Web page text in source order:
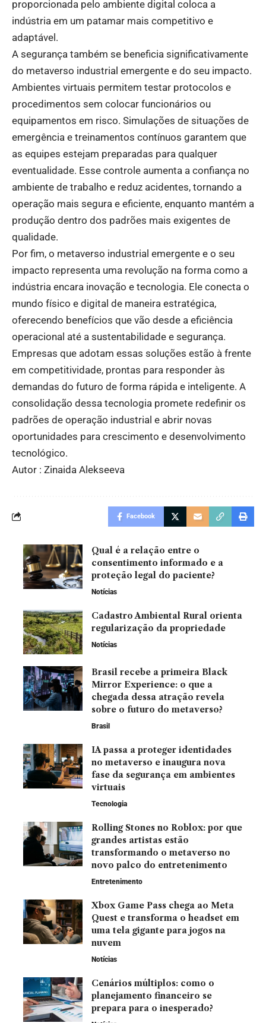
proporcionada pelo ambiente digital coloca a
indústria em um patamar mais competitivo e
adaptável.
A segurança também se beneficia significativamente
do metaverso industrial emergente e do seu impacto.
Ambientes virtuais permitem testar protocolos e
procedimentos sem colocar funcionários ou
equipamentos em risco. Simulações de situações de
emergência e treinamentos contínuos garantem que
as equipes estejam preparadas para qualquer
eventualidade. Esse controle aumenta a confiança no
ambiente de trabalho e reduz acidentes, tornando a
operação mais segura e eficiente, enquanto mantém a
produção dentro dos padrões mais exigentes de
qualidade.
Por fim, o metaverso industrial emergente e o seu
impacto representa uma revolução na forma como a
indústria encara inovação e tecnologia. Ele conecta o
mundo físico e digital de maneira estratégica,
oferecendo benefícios que vão desde a eficiência
operacional até a sustentabilidade e segurança.
Empresas que adotam essas soluções estão à frente
em competitividade, prontas para responder às
demandas do futuro de forma rápida e inteligente. A
consolidação dessa tecnologia promete redefinir os
padrões de operação industrial e abrir novas
oportunidades para crescimento e desenvolvimento
tecnológico.
Autor : Zinaida Alekseeva
Facebook
Qual é a relação entre o
consentimento informado e a
proteção legal do paciente?
Notícias
Cadastro Ambiental Rural orienta
regularização da propriedade
Notícias
Brasil recebe a primeira Black
Mirror Experience: o que a
chegada dessa atração revela
sobre o futuro do metaverso?
Brasil
IA passa a proteger identidades
no metaverso e inaugura nova
fase da segurança em ambientes
virtuais
Tecnologia
Rolling Stones no Roblox: por que
grandes artistas estão
transformando o metaverso no
novo palco do entretenimento
Entretenimento
Xbox Game Pass chega ao Meta
Quest e transforma o headset em
uma tela gigante para jogos na
nuvem
Notícias
Cenários múltiplos: como o
planejamento financeiro se
prepara para o inesperado?